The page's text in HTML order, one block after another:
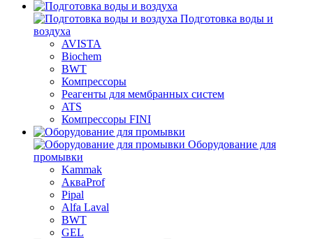
Подготовка воды и
воздуха
AVISTA
Biochem
BWT
Компрессоры
Реагенты для мембранных систем
ATS
Компрессоры FINI
Оборудование для
промывки
Kammak
АкваProf
Pipal
Alfa Laval
BWT
GEL